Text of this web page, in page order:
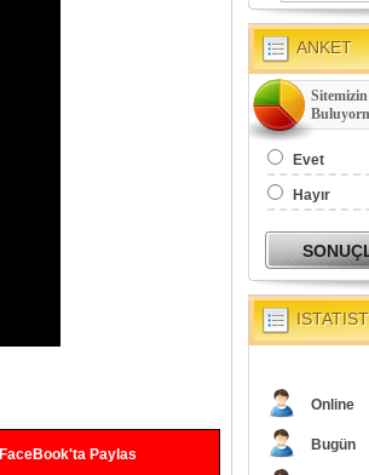
FaceBook'ta Paylas
ANKET
Sitemizin
Evet
Hayır
Online
Bugün